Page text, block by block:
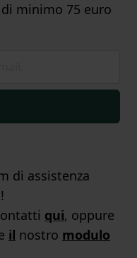
minimo 75 euro
di assistenza
qui, oppure
il nostro modulo